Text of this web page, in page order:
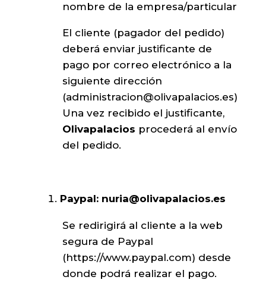
nombre de la empresa/particular
El cliente (pagador del pedido)
deberá enviar justificante de
pago por correo electrónico a la
siguiente dirección
(administracion@olivapalacios.es)
Una vez recibido el justificante,
Olivapalacios procederá al envío
del pedido.
Paypal: nuria@olivapalacios.es
Se redirigirá al cliente a la web
segura de Paypal
(https://www.paypal.com) desde
donde podrá realizar el pago.